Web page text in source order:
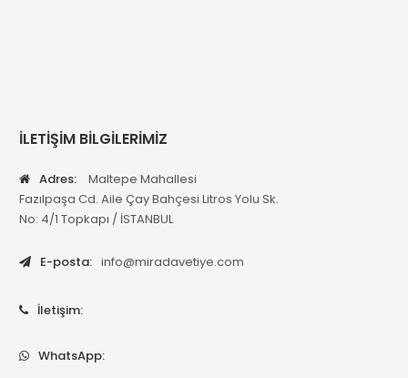
İLETİŞİM BİLGİLERİMİZ
Adres:
Maltepe Mahallesi
Fazılpaşa Cd. Aile Çay Bahçesi Litros Yolu Sk.
No: 4/1 Topkapı / İSTANBUL
E-posta: info@miradavetiye.com
İletişim:
WhatsApp: